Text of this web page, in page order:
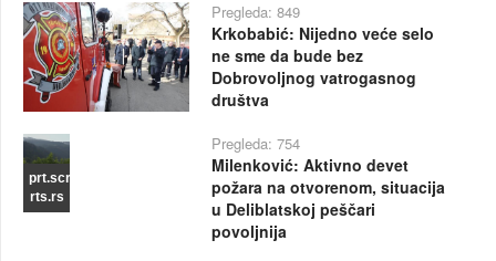
Pregleda: 849
Krkobabić: Nijedno veće selo
ne sme da bude bez
Dobrovoljnog vatrogasnog
društva
prt.scr
rts.rs
Pregleda: 754
Milenković: Aktivno devet
požara na otvorenom, situacija
u Deliblatskoj peščari
povoljnija